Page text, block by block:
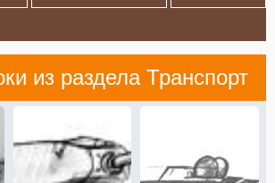
из раздела Транспорт